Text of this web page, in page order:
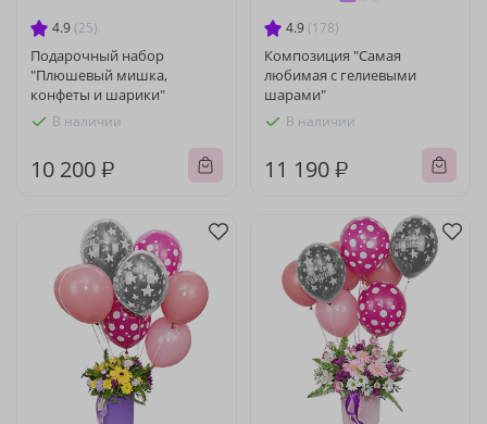
4.9 (25)
Подарочный набор
"Плюшевый мишка,
конфеты и шарики"
В наличии
10 200 ₽
4.9 (178)
Композиция "Самая
любимая с гелиевыми
шарами"
В наличии
11 190 ₽